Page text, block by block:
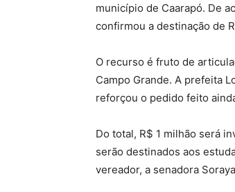
município de Caarapó. De
confirmou a destinação de
O recurso é fruto de
Campo Grande. A prefeita
reforçou o pedido feito
Do total, R$ 1 milhão será
serão destinados aos
vereador, a senadora